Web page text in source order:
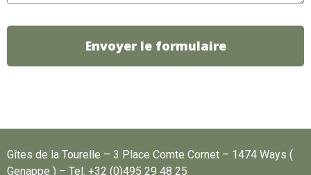
Envoyer le formulaire
Gîtes de la Tourelle – 3 Place Comte Cornet – 1474 Ways (
Genappe ) – Tel. +32 (0)495 29 48 25